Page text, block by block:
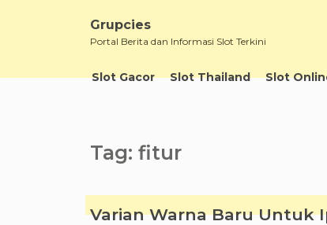
Grupcies
Portal Berita dan Informasi Slot Terkini
Slot Gacor Slot Thailand Slot
Tag: fitur
Varian Warna Baru Untuk